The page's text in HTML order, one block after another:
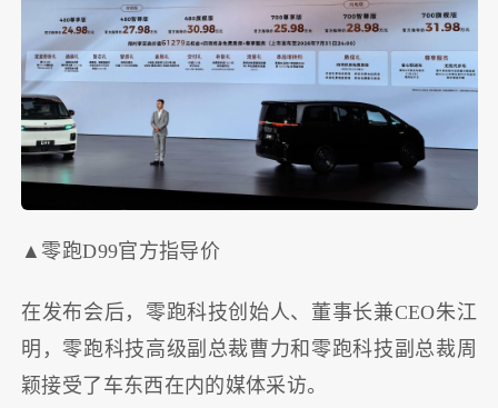
▲零跑D99官方指导价
在发布会后，零跑科技创始人、董事长兼CEO朱江
明，零跑科技高级副总裁曹力和零跑科技副总裁周
颖接受了车东西在内的媒体采访。